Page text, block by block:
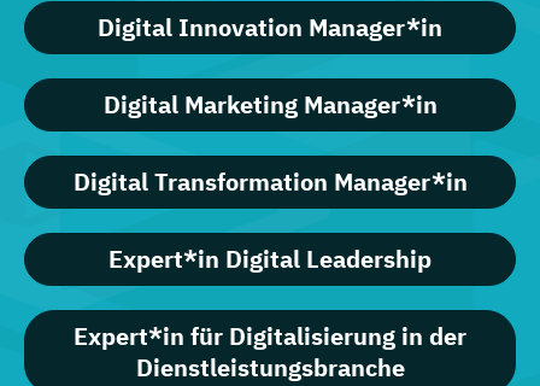
Digital Innovation Manager*in
Digital Marketing Manager*in
Digital Transformation Manager*in
Expert*in Digital Leadership
Expert*in für Digitalisierung in der
Dienstleistungsbranche